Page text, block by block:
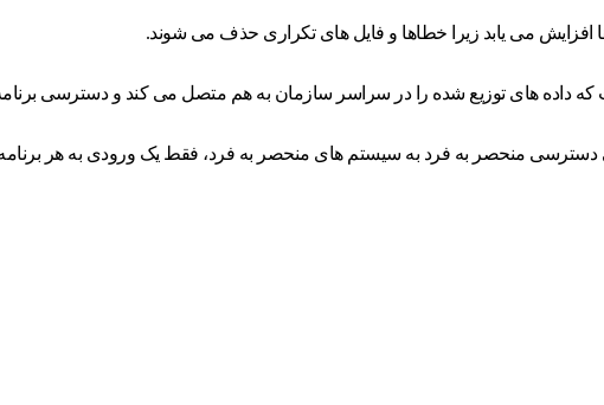
افزایش می یابد زیرا خطاها و فایل های تکراری حذف می شوند.
دسترسی منحصر به فرد به سیستم های منحصر به فرد، فقط یک ورودی به هر